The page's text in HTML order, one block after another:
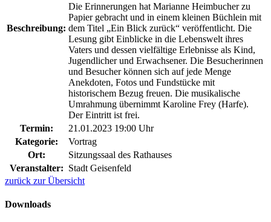
Beschreibung:
Die Erinnerungen hat Marianne Heimbucher zu
Papier gebracht und in einem kleinen Büchlein mit
dem Titel „Ein Blick zurück“ veröffentlicht. Die
Lesung gibt Einblicke in die Lebenswelt ihres
Vaters und dessen vielfältige Erlebnisse als Kind,
Jugendlicher und Erwachsener. Die Besucherinnen
und Besucher können sich auf jede Menge
Anekdoten, Fotos und Fundstücke mit
historischem Bezug freuen. Die musikalische
Umrahmung übernimmt Karoline Frey (Harfe).
Der Eintritt ist frei.
Termin:
21.01.2023 19:00 Uhr
Kategorie:
Vortrag
Ort:
Sitzungssaal des Rathauses
Veranstalter: Stadt Geisenfeld
zurück zur Übersicht
Downloads